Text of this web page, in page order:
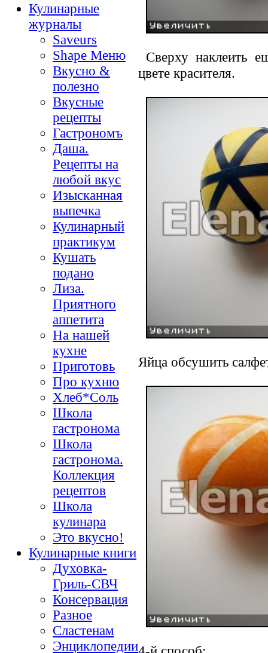
Кулинарные
журналы
Saveurs
Shape Меню
Вкусно &
полезно
Вкусные
рецепты
Гастрономъ
Даша.
Рецепты на
любой вкус
Изысканная
выпечка
Кулинарный
практикум
Кушать
подано
Лиза.
Приятного
аппетита
На нашей
кухне
Приготовь
Про кухню
Хлеб*Соль
Школа
гастронома
Школа
гастронома.
Коллекция
рецептов
Школа
кулинара
Это вкусно!
Кулинарные книги
Духовка-
Гриль-СВЧ
Консервация
Разное
Сластенам
Энциклопедии
Сверху наклеить
цвете красителя.
Яйца обсушить